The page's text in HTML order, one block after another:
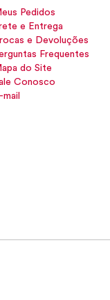
Pedidos
e Entrega
e Devoluções
Frequentes
do Site
Conosco
mail